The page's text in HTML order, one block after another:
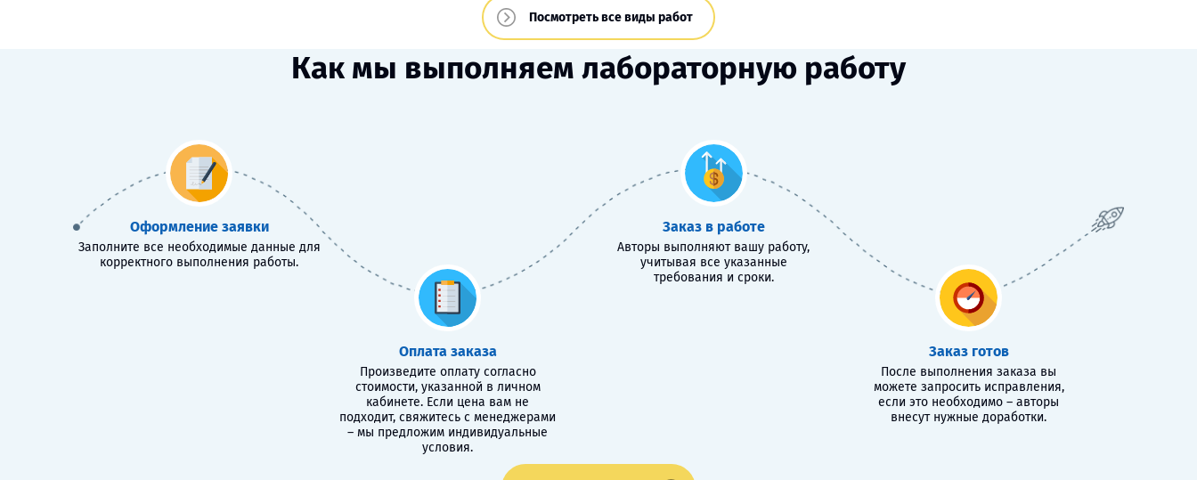
Посмотреть все виды работ
Как мы выполняем лабораторную работу
Оформление заявки
Заполните все необходимые данные для
корректного выполнения работы.
Оплата заказа
Произведите оплату согласно
стоимости, указанной в личном
кабинете. Если цена вам не
подходит, свяжитесь с менеджерами
– мы предложим индивидуальные
условия.
Заказ в работе
Авторы выполняют вашу работу,
учитывая все указанные
требования и сроки.
Заказ готов
После выполнения заказа вы
можете запросить исправления,
если это необходимо – авторы
внесут нужные доработки.